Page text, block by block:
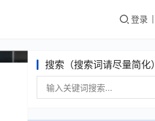
登录
搜索（搜索词请尽量简化）